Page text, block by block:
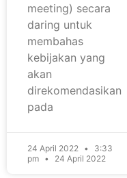
meeting) secara
daring untuk
membahas
kebijakan yang
akan
direkomendasikan
pada
24 April 2022
3:33
pm
24 April 2022